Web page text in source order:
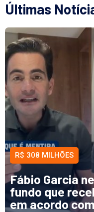
Últimas
R$ 308 MILHÕES
Fábio Garcia
fundo que
em acordo